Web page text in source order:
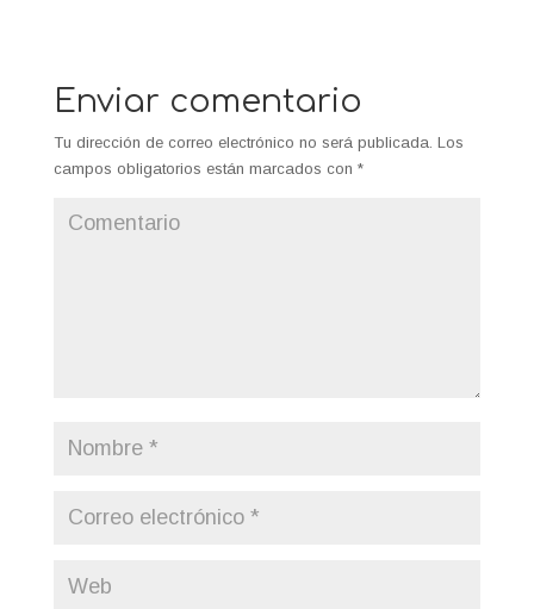
Enviar comentario
Tu dirección de correo electrónico no será publicada. Los
campos obligatorios están marcados con *